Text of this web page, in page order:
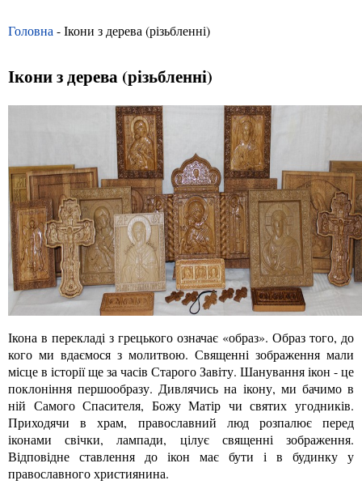
Головна - Ікони з дерева (різьбленні)
Ікони з дерева (різьбленні)
Ікона в перекладі з грецького означає «образ». Образ того, до
кого ми вдаємося з молитвою. Священні зображення мали
місце в історії ще за часів Старого Завіту. Шанування ікон - це
поклоніння першообразу. Дивлячись на ікону, ми бачимо в
ній Самого Спасителя, Божу Матір чи святих угодників.
Приходячи в храм, православний люд розпалює перед
іконами свічки, лампади, цілує священні зображення.
Відповідне ставлення до ікон має бути і в будинку у
православного християнина.